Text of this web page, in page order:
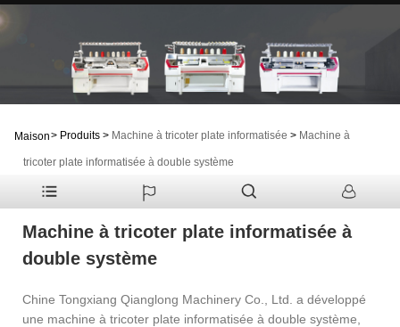
Maison> Produits > Machine à tricoter plate informatisée > Machine à
tricoter plate informatisée à double système
Machine à tricoter plate informatisée à
double système
Chine Tongxiang Qianglong Machinery Co., Ltd. a développé
une machine à tricoter plate informatisée à double système,